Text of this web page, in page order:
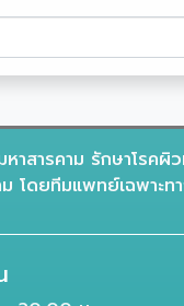
าสารคาม รักษาโรคผิ
โดยทีมแพทย์เฉพาะ